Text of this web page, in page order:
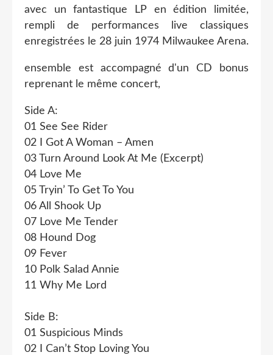
avec un fantastique LP en édition limitée,
rempli de performances live classiques
enregistrées le 28 juin 1974 Milwaukee Arena.
ensemble est accompagné d'un CD bonus
reprenant le même concert,
Side A:
01 See See Rider
02 I Got A Woman – Amen
03 Turn Around Look At Me (Excerpt)
04 Love Me
05 Tryin’ To Get To You
06 All Shook Up
07 Love Me Tender
08 Hound Dog
09 Fever
10 Polk Salad Annie
11 Why Me Lord
Side B:
01 Suspicious Minds
02 I Can’t Stop Loving You